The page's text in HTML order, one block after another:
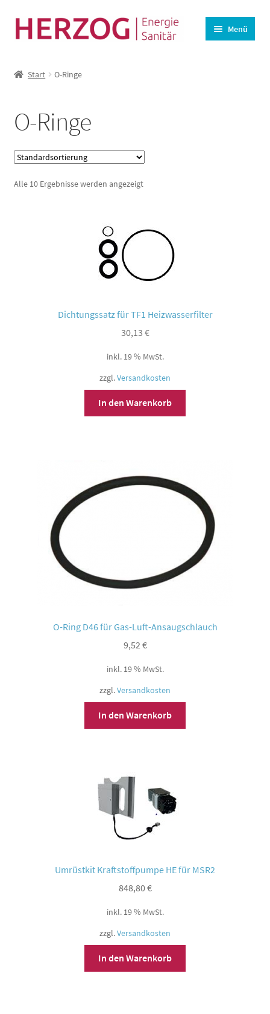
Zur
Navigation
Zum
Inhalt
Menü
BHKW-Ersatzteile
Angebote
Kasse
Start O-Ringe
O-Ringe
Alle 10 Ergebnisse werden angezeigt
Dichtungssatz für TF1 Heizwasserfilter
30,13 €
inkl. 19 % MwSt.
zzgl.Versandkosten
In den Warenkorb
O-Ring D46 für Gas-Luft-Ansaugschlauch
9,52€
inkl. 19 % MwSt.
zzgl.Versandkosten
In den Warenkorb
Umrüstkit Kraftstoffpumpe HE für MSR2
848,80€
inkl. 19 % MwSt.
zzgl.Versandkosten
In den Warenkorb